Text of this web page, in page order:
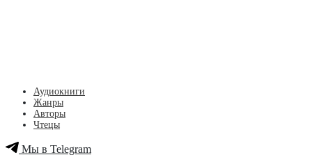
Аудиокниги
Жанры
Авторы
Чтецы
Мы в Telegram